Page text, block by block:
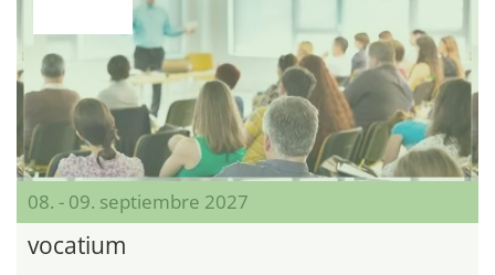
08. - 09. septiembre 2027
vocatium